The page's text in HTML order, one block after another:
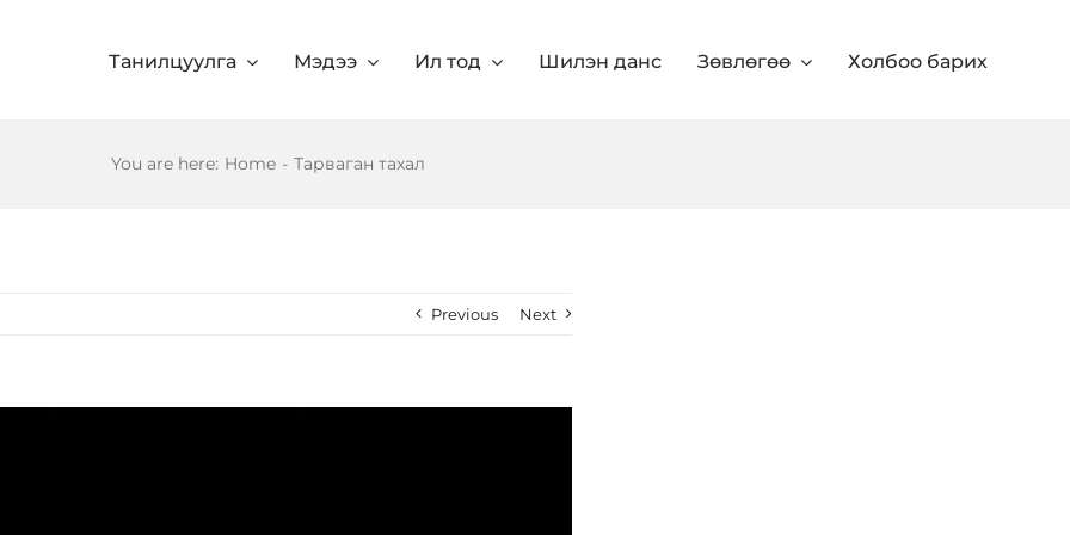
Танилцуулга Мэдээ Ил тод Шилэн данс Зөвлөгөө Холбоо барих
You are here: Home - Тарваган тахал
Previous Next